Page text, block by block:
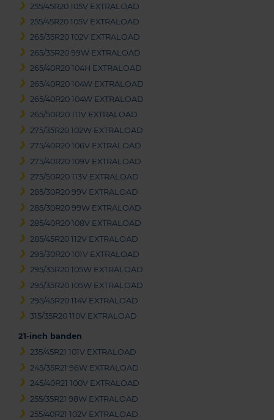
255/45R20 105V EXTRALOAD
255/45R20 105V EXTRALOAD
265/35R20 102V EXTRALOAD
265/35R20 99W EXTRALOAD
265/40R20 104H EXTRALOAD
265/40R20 104W EXTRALOAD
265/40R20 104W EXTRALOAD
265/50R20 111V EXTRALOAD
275/35R20 102W EXTRALOAD
275/40R20 106V EXTRALOAD
275/40R20 109V EXTRALOAD
275/50R20 113V EXTRALOAD
285/30R20 99V EXTRALOAD
285/30R20 99W EXTRALOAD
285/40R20 108V EXTRALOAD
285/45R20 112V EXTRALOAD
295/30R20 101V EXTRALOAD
295/35R20 105W EXTRALOAD
295/35R20 105W EXTRALOAD
295/45R20 114V EXTRALOAD
315/35R20 110V EXTRALOAD
21-inch banden
235/45R21 101V EXTRALOAD
245/35R21 96W EXTRALOAD
245/40R21 100V EXTRALOAD
255/35R21 98W EXTRALOAD
255/40R21 102V EXTRALOAD